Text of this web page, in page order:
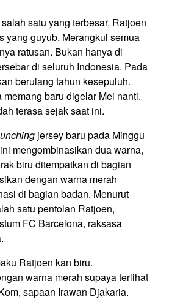
satu yang terbesar, Ratjoen
yang guyub. Merangkul semua
ratusan. Bukan hanya di
di seluruh Indonesia. Pada
berulang tahun kesepuluh.
baru digelar Mei nanti.
terasa sejak saat ini.
jersey baru pada Minggu
mengombinasikan dua warna,
biru ditempatkan di bagian
dengan warna merah
di bagian badan. Menurut
satu pentolan Ratjoen,
FC Barcelona, raksasa
Ratjoen kan biru.
warna merah supaya terlihat
sapaan Irawan Djakaria.